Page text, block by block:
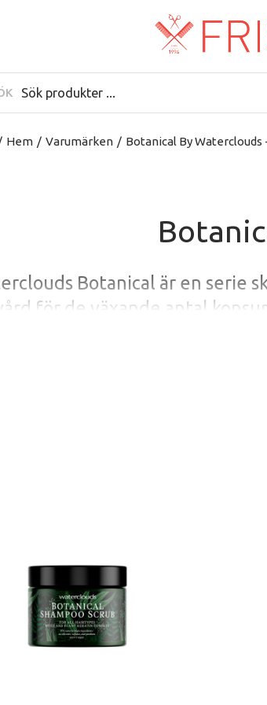
Hem / Varumärken / Botanical By Waterclouds
Botanical är en serie
för de växande antal
val att leva
hårvård. Waterclouds